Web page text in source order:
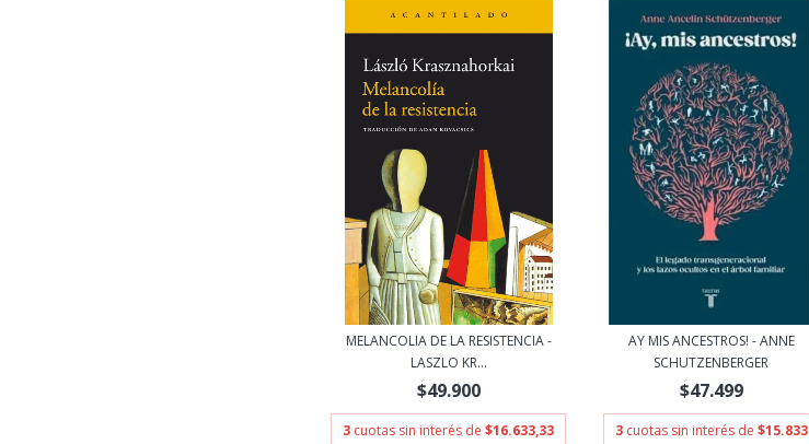
MELANCOLIA DE LA RESISTENCIA -
LASZLO KR...
$49.900
3 cuotas sin interés de$16.633,33
AY MIS ANCESTROS! - ANNE
SCHUTZENBERGER
$47.499
3 cuotas sin interés de $15.833